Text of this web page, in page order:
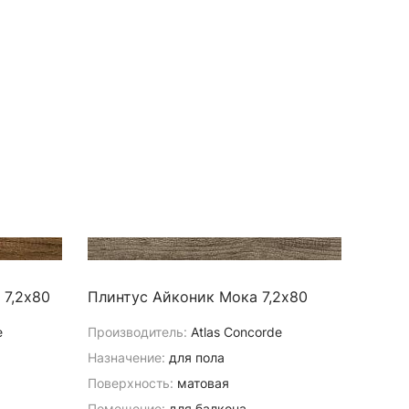
Плинтус Айконик Мока 7,2х80
Производитель: Atlas Concorde
Назначение: для пола
Поверхность: матовая